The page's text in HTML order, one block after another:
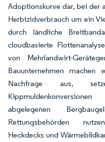
Adoptionskurve dar, bei der
Herbizidverbrauch um ein
durch ländliche
cloudbasierte
von Mehrlandwirt-
Bauunternehmen
Nachfrage aus,
abgelegenen
Rettungsbehörden
Heckdecks und